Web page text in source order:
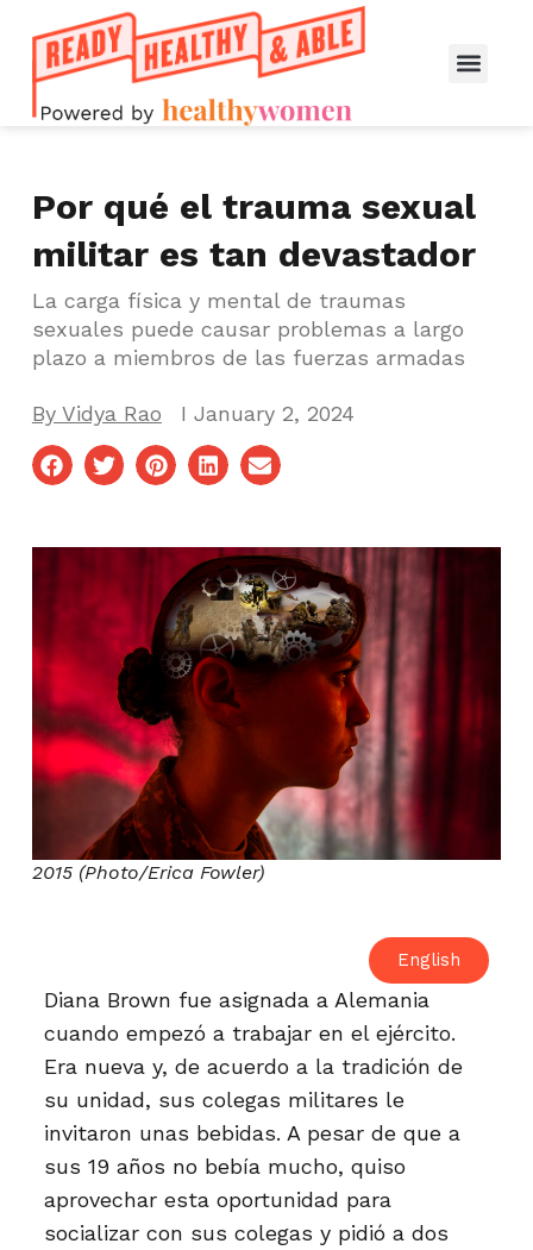
2015 (Photo/Erica Fowler)
Por qué el trauma sexual
militar es tan devastador
La carga física y mental de traumas
sexuales puede causar problemas a largo
plazo a miembros de las fuerzas armadas
By Vidya Rao I January 2, 2024
English
Diana Brown fue asignada a Alemania
cuando empezó a trabajar en el ejército.
Era nueva y, de acuerdo a la tradición de
su unidad, sus colegas militares le
invitaron unas bebidas. A pesar de que a
sus 19 años no bebía mucho, quiso
aprovechar esta oportunidad para
socializar con sus colegas y pidió a dos